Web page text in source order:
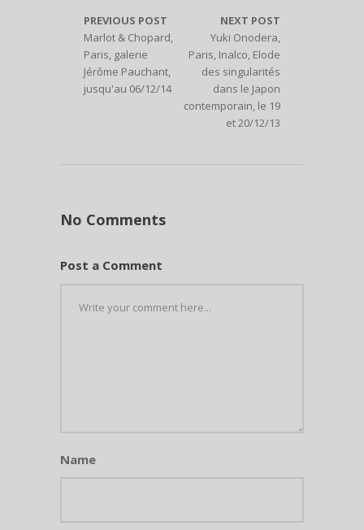
PREVIOUS POST
Marlot & Chopard,
Paris, galerie
Jérôme Pauchant,
jusqu'au 06/12/14
NEXT POST
Yuki Onodera,
Paris, Inalco, Elode
des singularités
dans le Japon
contemporain, le 19
et 20/12/13
No Comments
Post a Comment
Name